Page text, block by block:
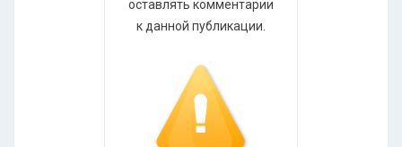
оставлять комментарии
к данной публикации.